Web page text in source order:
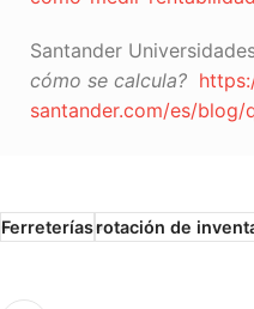
Santander
cómo se calcula?
santander.com/es/blog/
Ferreteríasrotación de